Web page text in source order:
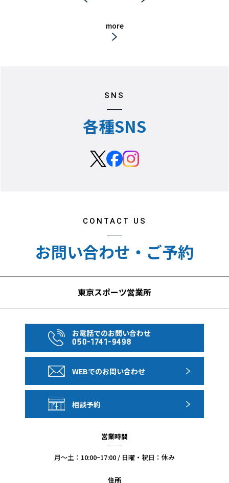
more
SNS
各種SNS
CONTACT US
お問い合わせ・ご予約
東京スポーツ営業所
お電話でのお問い合わせ
050-1741-9498
WEBでのお問い合わせ
相談予約
営業時間
月〜土：10:00~17:00 / 日曜・祝日：休み
住所